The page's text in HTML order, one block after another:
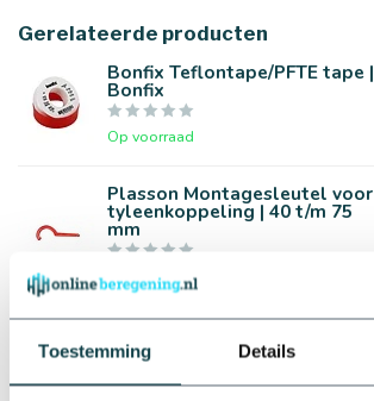
Toestemming Details
Gerelateerde producten
Bonfix Teflontape/PFTE tape |
Bonfix
Op voorraad
Plasson Montagesleutel voor
tyleenkoppeling | 40 t/m 75
mm
Op voorraad
Plasson Tyleen knie | Plasson
Op voorraad